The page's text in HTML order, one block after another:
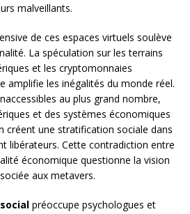
malveillants.
de ces espaces virtuels soulève
La spéculation sur les terrains
et les cryptomonnaies
amplifie les inégalités du monde réel.
au plus grand nombre,
et des systèmes économiques
créent une stratification sociale dans
libérateurs. Cette contradiction entre
économique questionne la vision
aux metavers.
préoccupe psychologues et